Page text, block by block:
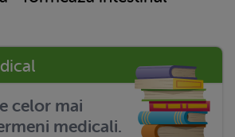
celor mai
medicali.